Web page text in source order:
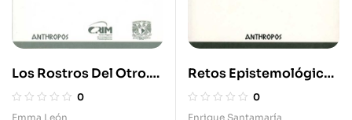
Los Rostros Del Otro.
Reconocimiento,
Invención Y
0
Emma León
Retos Epistemológicos
De Las Migraciones
Transnacionales
0
Enrique Santamaría